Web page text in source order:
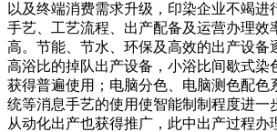
以及终端消费需求升级，印染企业不竭进
手艺、工艺流程、出产配备及运营办理效
高。节能、节水、环保及高效的出产设备
高浴比的掉队出产设备，小浴比间歇式染
获得普遍使用；电脑分色、电脑测色配色
统等消息手艺的使用使智能制制程度进一
从动化出产也获得推广，此中出产过程办